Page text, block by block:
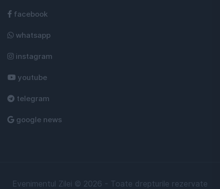
facebook
whatsapp
instagram
youtube
telegram
google news
Evenimentul Zilei © 2026 - Toate drepturile rezervate